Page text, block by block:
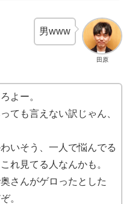
田原
男www
よー。
ても言えない訳じゃん、
いそう、一人で悩んでる
れ見てる人なんかも。
さんがゲロったとした
。